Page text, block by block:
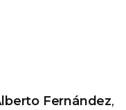
Fernández,